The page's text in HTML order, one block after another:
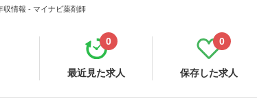
収情報 - マイナビ薬剤師
最近見た求人
0
保存した求人
0